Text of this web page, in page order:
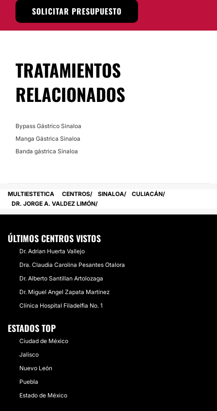
SOLICITAR PRESUPUESTO
TRATAMIENTOS
RELACIONADOS
Bypass Gástrico Sinaloa
Manga Gástrica Sinaloa
Banda gástrica Sinaloa
MULTIESTETICA CENTROS SINALOA
CULIACÁN
DR. JORGE A. VALDEZ LIMÓN
ÚLTIMOS CENTROS VISTOS
Dr. Adrian Huerta Vallejo
Dra. Claudia Carolina Pesantes Otalora
Dr. Alberto Santillan Artolozaga
Dr. Miguel Angel Zapata Martínez
Clínica Hospital Filadelfia No. 1
ESTADOS TOP
Ciudad de México
Jalisco
Nuevo León
Puebla
Estado de México